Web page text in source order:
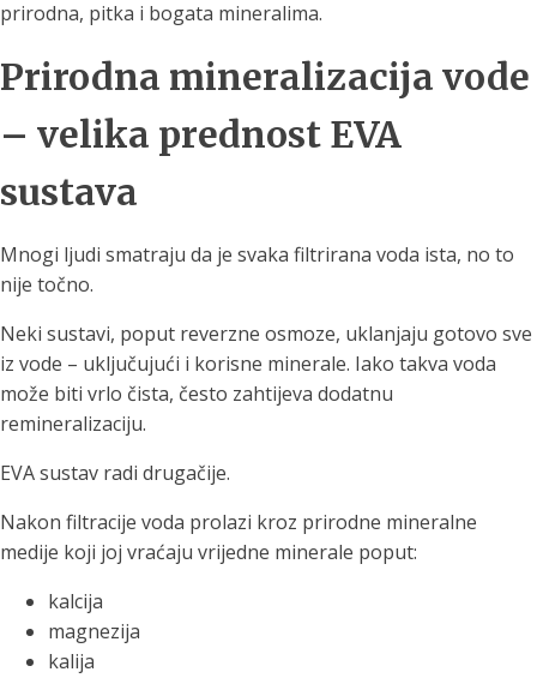
prirodna, pitka i bogata mineralima.
Prirodna mineralizacija vode
– velika prednost EVA
sustava
Mnogi ljudi smatraju da je svaka filtrirana voda ista, no to
nije točno.
Neki sustavi, poput reverzne osmoze, uklanjaju gotovo sve
iz vode – uključujući i korisne minerale. Iako takva voda
može biti vrlo čista, često zahtijeva dodatnu
remineralizaciju.
EVA sustav radi drugačije.
Nakon filtracije voda prolazi kroz prirodne mineralne
medije koji joj vraćaju vrijedne minerale poput:
kalcija
magnezija
kalija